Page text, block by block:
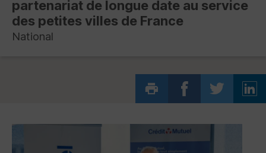
partenariat de longue date au service
des petites villes de France
National